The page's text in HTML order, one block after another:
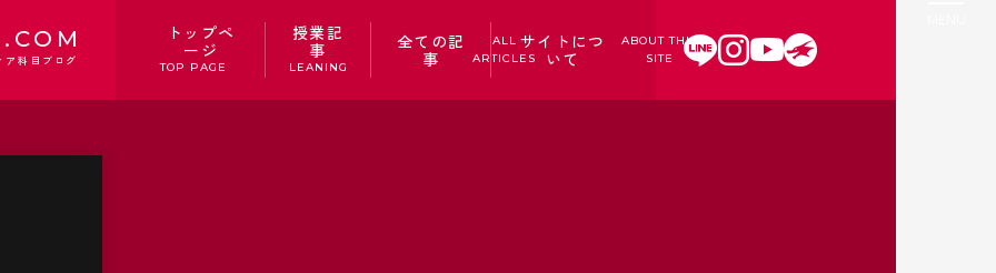
ア科目ブログ
トップペ
ージ
TOP PAGE
授業記
事
LEANING
全ての記
事
ALL
ARTICLES
サイトにつ
いて
ABOUT THIS
SITE